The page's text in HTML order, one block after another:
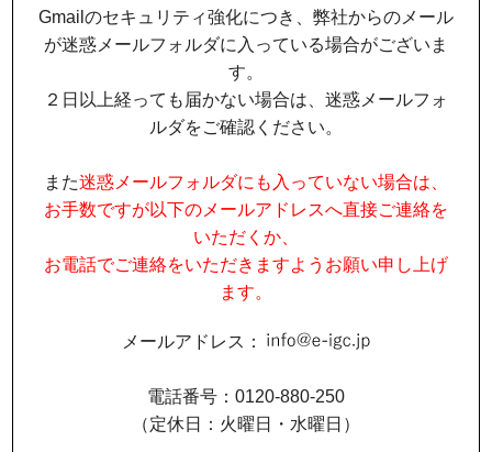
Gmailのセキュリティ強化につき、弊社からのメール
が迷惑メールフォルダに入っている場合がございま
す。
２日以上経っても届かない場合は、迷惑メールフォ
ルダをご確認ください。
また迷惑メールフォルダにも入っていない場合は、
お手数ですが以下のメールアドレスへ直接ご連絡を
いただくか、
お電話でご連絡をいただきますようお願い申し上げ
ます。
メールアドレス：
電話番号：0120-880-250
（定休日：火曜日・水曜日）